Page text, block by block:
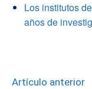
Los institutos
años de
Artículo anterior